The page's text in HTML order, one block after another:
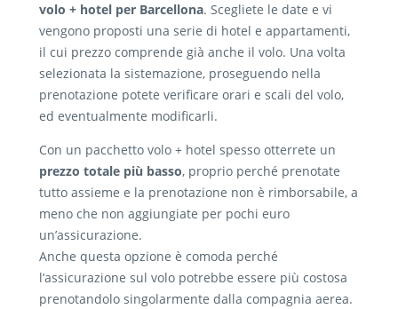
volo + hotel per Barcellona. Scegliete le date e vi
vengono proposti una serie di hotel e appartamenti,
il cui prezzo comprende già anche il volo. Una volta
selezionata la sistemazione, proseguendo nella
prenotazione potete verificare orari e scali del volo,
ed eventualmente modificarli.
Con un pacchetto volo + hotel spesso otterrete un
prezzo totale più basso, proprio perché prenotate
tutto assieme e la prenotazione non è rimborsabile, a
meno che non aggiungiate per pochi euro
un’assicurazione.
Anche questa opzione è comoda perché
l’assicurazione sul volo potrebbe essere più costosa
prenotandolo singolarmente dalla compagnia aerea.